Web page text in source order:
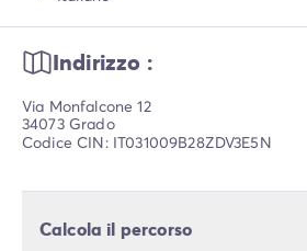
Indirizzo :
Via Monfalcone 12
34073 Grado
Codice CIN: IT031009B28ZDV3E5N
Calcola il percorso